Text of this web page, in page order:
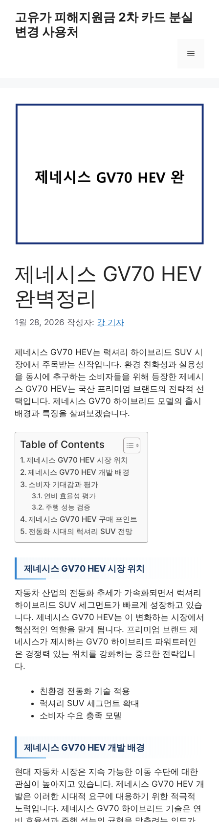
고유가 피해지원금 2차 카드 분실
변경 사용처
메
제네시스 GV70 HEV
완벽정리
1월 28, 2026 작성자: 강 기자
제네시스 GV70 HEV는 럭셔리 하이브리드 SUV 시
장에서 주목받는 신작입니다. 환경 친화성과 실용성
을 동시에 추구하는 소비자들을 위해 등장한 제네시
스 GV70 HEV는 국산 프리미엄 브랜드의 전략적 선
택입니다. 제네시스 GV70 하이브리드 모델의 출시
배경과 특징을 살펴보겠습니다.
Table of Contents
제네시스 GV70 HEV 시장 위치
제네시스 GV70 HEV 개발 배경
소비자 기대감과 평가
연비 효율성 평가
주행 성능 검증
제네시스 GV70 HEV 구매 포인트
전동화 시대의 럭셔리 SUV 전망
제네시스 GV70 HEV 시장 위치
자동차 산업의 전동화 추세가 가속화되면서 럭셔리
하이브리드 SUV 세그먼트가 빠르게 성장하고 있습
니다. 제네시스 GV70 HEV는 이 변화하는 시장에서
핵심적인 역할을 맡게 됩니다. 프리미엄 브랜드 제
네시스가 제시하는 GV70 하이브리드 파워트레인
은 경쟁력 있는 위치를 강화하는 중요한 전략입니
다.
친환경 전동화 기술 적용
럭셔리 SUV 세그먼트 확대
소비자 수요 충족 모델
제네시스 GV70 HEV 개발 배경
현대 자동차 시장은 지속 가능한 이동 수단에 대한
관심이 높아지고 있습니다. 제네시스 GV70 HEV 개
발은 이러한 시대적 요구에 대응하기 위한 적극적
노력입니다. 제네시스 GV70 하이브리드 기술은 연